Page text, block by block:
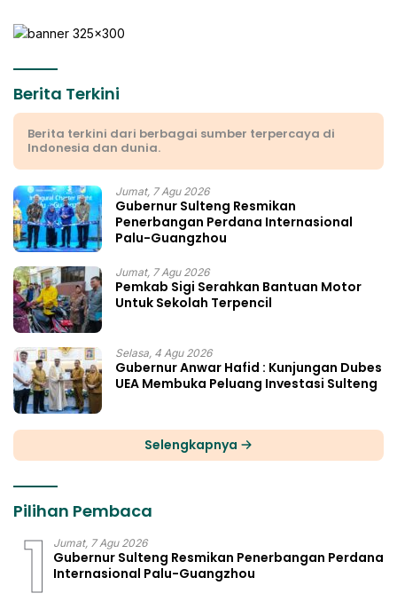
Berita Terkini
Berita terkini dari berbagai sumber terpercaya di
Indonesia dan dunia.
Jumat, 7 Agu 2026
Gubernur Sulteng Resmikan
Penerbangan Perdana Internasional
Palu-Guangzhou
Jumat, 7 Agu 2026
Pemkab Sigi Serahkan Bantuan Motor
Untuk Sekolah Terpencil
Selasa, 4 Agu 2026
Gubernur Anwar Hafid : Kunjungan Dubes
UEA Membuka Peluang Investasi Sulteng
Selengkapnya
Pilihan Pembaca
1 Jumat, 7 Agu 2026
Gubernur Sulteng Resmikan Penerbangan Perdana
Internasional Palu-Guangzhou